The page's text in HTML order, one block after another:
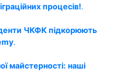
процесів!.
ЧКФК підкорюють
.
майстерності: наші